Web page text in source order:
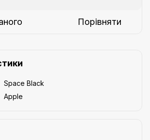
Порівняти
Space Black
Apple